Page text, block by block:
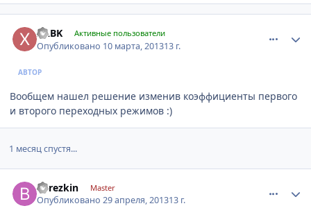
XABK Активные пользователи
Опубликовано 10 марта, 201313 г.
АВТОР
Вообщем нашел решение изменив коэффициенты первого
и второго переходных режимов :)
1 месяц спустя...
berezkin Master
Опубликовано29 апреля, 201313 г.